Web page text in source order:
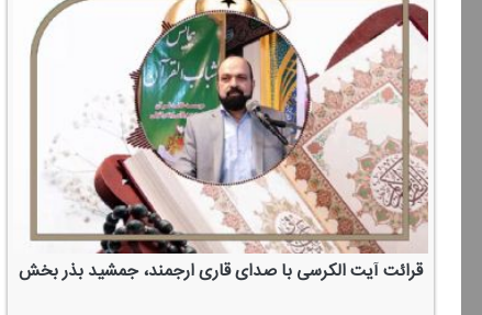
قرائت آیت الكرسی با صدای قاری ارجمند، جمشید بذر بخش